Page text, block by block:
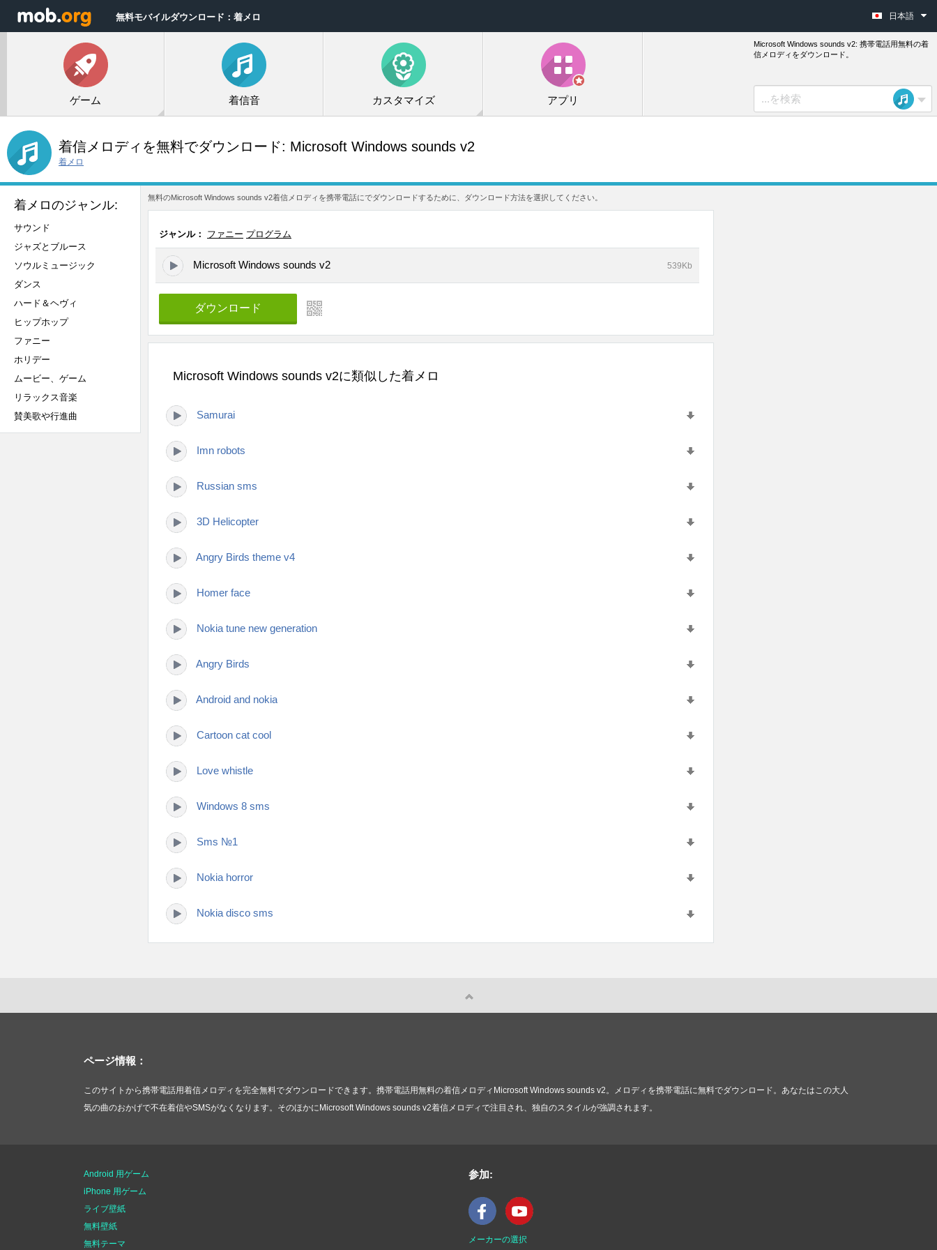
無料モバイルダウンロード：着メロ 日本語
ゲーム 着信音 カスタマイズ アプリ
Microsoft Windows sounds v2: 携帯電話用無料の着
信メロディをダウンロード。
着信メロディを無料でダウンロード: Microsoft Windows sounds v2
着メロ
着メロのジャンル:
サウンド
ジャズとブルース
ソウルミュージック
ダンス
ハード＆ヘヴィ
ヒップホップ
ファニー
ホリデー
ムービー、ゲーム
リラックス音楽
賛美歌や行進曲
無料のMicrosoft Windows sounds v2着信メロディを携帯電話にでダウンロードするために、ダウンロード方法を選択してください。
ジャンル： ファニー プログラム
Microsoft Windows sounds v2 539Kb
ダウンロード
Microsoft Windows sounds v2に類似した着メロ
Samurai
Imn robots
Russian sms
3D Helicopter
Angry Birds theme v4
Homer face
Nokia tune new generation
Angry Birds
Android and nokia
Cartoon cat cool
Love whistle
Windows 8 sms
Sms №1
Nokia horror
Nokia disco sms
ページ情報：
このサイトから携帯電話用着信メロディを完全無料でダウンロードできます。携帯電話用無料の着信メロディMicrosoft Windows sounds v2。メロディを携帯電話に無料でダウンロード。あなたはこの大人
気の曲のおかげで不在着信やSMSがなくなります。そのほかにMicrosoft Windows sounds v2着信メロディで注目され、独自のスタイルが強調されます。
Android 用ゲーム
iPhone 用ゲーム
ライブ壁紙
無料壁紙
無料テーマ
参加:
メーカーの選択